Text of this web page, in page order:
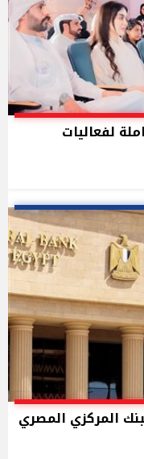
لفعاليات
المركزي المصري